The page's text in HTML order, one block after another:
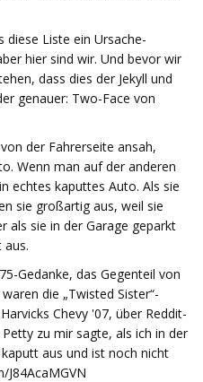
diese Liste ein Ursache-
hier sind wir. Und bevor wir
dass dies der Jekyll und
genauer: Two-Face von
der Fahrerseite ansah,
Wenn man auf der anderen
echtes kaputtes Auto. Als sie
sie großartig aus, weil sie
als sie in der Garage geparkt
aus.
Gedanke, das Gegenteil von
die „Twisted Sister“-
Chevy '07, über Reddit-
zu mir sagte, als ich in der
aus und ist noch nicht
J84AcaMGVN